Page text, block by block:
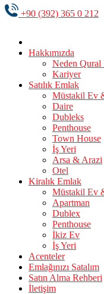
+90 (392) 365 0 212
Hakkımızda
Neden Qural
Kariyer
Satılık Emlak
Müstakil Ev
Daire
Dubleks
Penthouse
Town House
İş Yeri
Arsa & Arazi
Otel
Kiralık Emlak
Müstakil Ev
Apartman
Dublex
Penthouse
İkiz Ev
İş Yeri
Acenteler
Emlağınızı Satalım
Satın Alma Rehberi
İletişim